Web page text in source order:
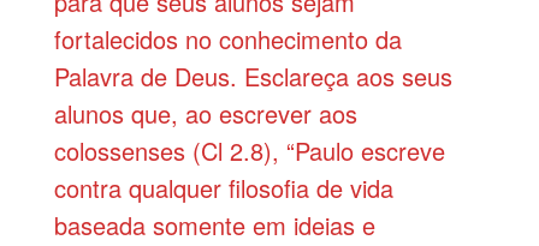
fortalecidos no conhecimento da
Palavra de Deus. Esclareça aos seus
alunos que, ao escrever aos
colossenses (Cl 2.8), “Paulo escreve
contra qualquer filosofia de vida
baseada somente em ideias e